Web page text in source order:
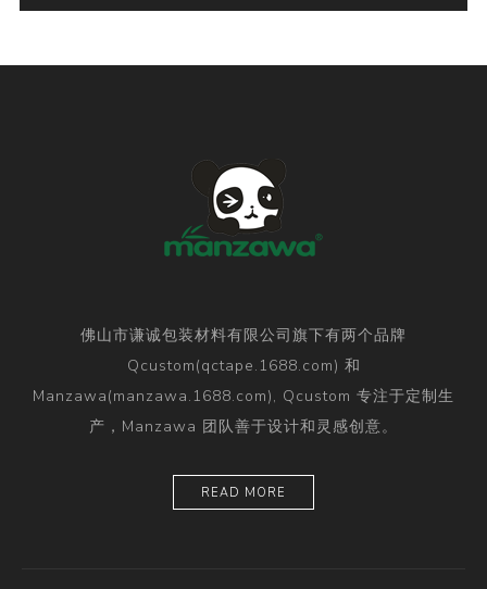
佛山市谦诚包装材料有限公司旗下有两个品牌
Qcustom(qctape.1688.com) 和
Manzawa(manzawa.1688.com), Qcustom 专注于定制生
产，Manzawa 团队善于设计和灵感创意。
READ MORE